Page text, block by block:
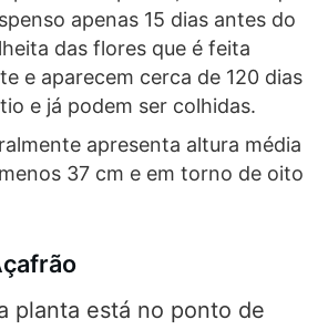
apenas 15 dias antes do
das flores que é feita
e aparecem cerca de 120 dias
e já podem ser colhidas.
apresenta altura média
37 cm e em torno de oito
planta está no ponto de